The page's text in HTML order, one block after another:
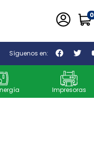
0
Síguenos en:
Impresoras